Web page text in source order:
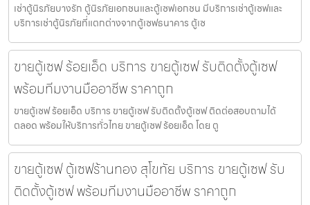
เช่าตู้นิรภัยบางรัก ตู้นิรภัยเอกชนและตู้เซฟเอกชน มีบริการเช่าตู้เซฟและ
บริการเช่าตู้นิรภัยที่แตกต่างจากตู้เซฟธนาคาร ตู้เซ
ขายตู้เซฟ ร้อยเอ็ด บริการ ขายตู้เซฟ รับติดตั้งตู้เซฟ
พร้อมทีมงานมืออาชีพ ราคาถูก
ขายตู้เซฟ ร้อยเอ็ด บริการ ขายตู้เซฟ รับติดตั้งตู้เซฟ ติดต่อสอบถามได้
ตลอด พร้อมให้บริการทั่วไทย ขายตู้เซฟ ร้อยเอ็ด โดย ตู
ขายตู้เซฟ ตู้เซฟร้านทอง สุโขทัย บริการ ขายตู้เซฟ รับ
ติดตั้งตู้เซฟ พร้อมทีมงานมืออาชีพ ราคาถูก